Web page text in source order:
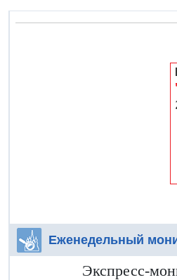
Еженедельный
Экспресс-